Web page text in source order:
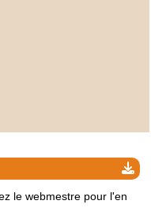
le webmestre pour l'en